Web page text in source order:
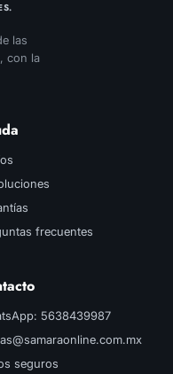
las
con la
frecuentes
5638439987
seguros